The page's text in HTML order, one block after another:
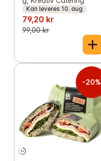
Kan leveres 10. aug
79,20 kr
99,00 kr
-20%